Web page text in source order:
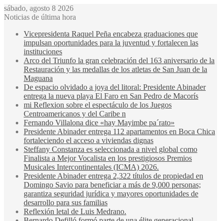
sábado, agosto 8 2026
Noticias de última hora
Vicepresidenta Raquel Peña encabeza graduaciones que
impulsan oportunidades para la juventud y fortalecen las
instituciones
Arco del Triunfo la gran celebración del 163 aniversario de la
Restauración y las medallas de los atletas de San Juan de la
Maguana
De espacio olvidado a joya del litoral: Presidente Abinader
entrega la nueva playa El Faro en San Pedro de Macorís
mi Reflexion sobre el espectáculo de los Juegos
Centroamericanos y del Caribe n
Fernando Villalona dice «hay Mayimbe pa´rato»
Presidente Abinader entrega 112 apartamentos en Boca Chica
fortaleciendo el acceso a viviendas dignas
Steffany Constanza es seleccionada a nivel global como
Finalista a Mejor Vocalista en los prestigiosos Premios
Musicales Intercontinentales (ICMA) 2026.
Presidente Abinader entrega 2,322 títulos de propiedad en
Domingo Savio para beneficiar a más de 9,000 personas;
garantiza seguridad jurídica y mayores oportunidades de
desarrollo para sus familias
Reflexión letal de Luis Medrano.